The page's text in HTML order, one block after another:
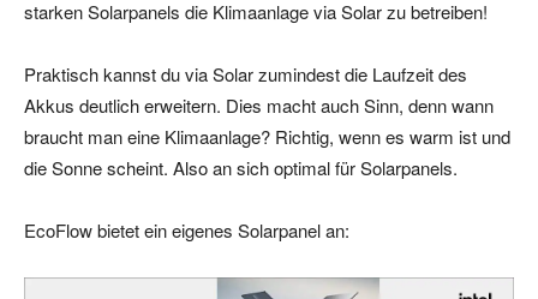
starken Solarpanels die Klimaanlage via Solar zu betreiben!
Praktisch kannst du via Solar zumindest die Laufzeit des
Akkus deutlich erweitern. Dies macht auch Sinn, denn wann
braucht man eine Klimaanlage? Richtig, wenn es warm ist und
die Sonne scheint. Also an sich optimal für Solarpanels.
EcoFlow bietet ein eigenes Solarpanel an: